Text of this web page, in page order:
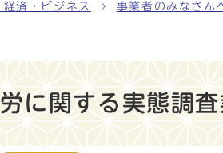
経済・ビジネス 事業者のみなさん
に関する実態調